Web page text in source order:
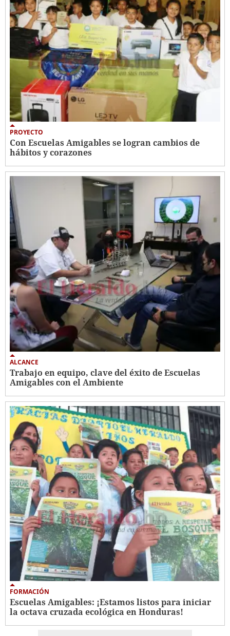
PROYECTO
Con Escuelas Amigables se logran cambios de
hábitos y corazones
ALCANCE
Trabajo en equipo, clave del éxito de Escuelas
Amigables con el Ambiente
FORMACIÓN
Escuelas Amigables: ¡Estamos listos para iniciar
la octava cruzada ecológica en Honduras!